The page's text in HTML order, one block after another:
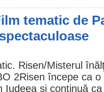
tematic de
Risen/Misterul
2Risen începe ca
Iudeea şi continuă